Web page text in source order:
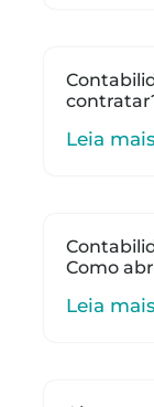
Leia
Como
Leia